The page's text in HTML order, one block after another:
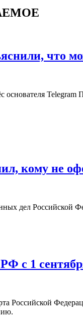
что
Telegram
кому не
дел Российской
с 1
Российской